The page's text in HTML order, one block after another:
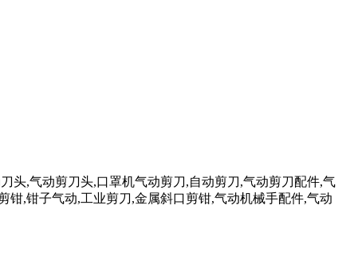
头,气动剪刀头,口罩机气动剪刀,自动剪刀,气动剪刀配件,气
,钳子气动,工业剪刀,金属斜口剪钳,气动机械手配件,气动